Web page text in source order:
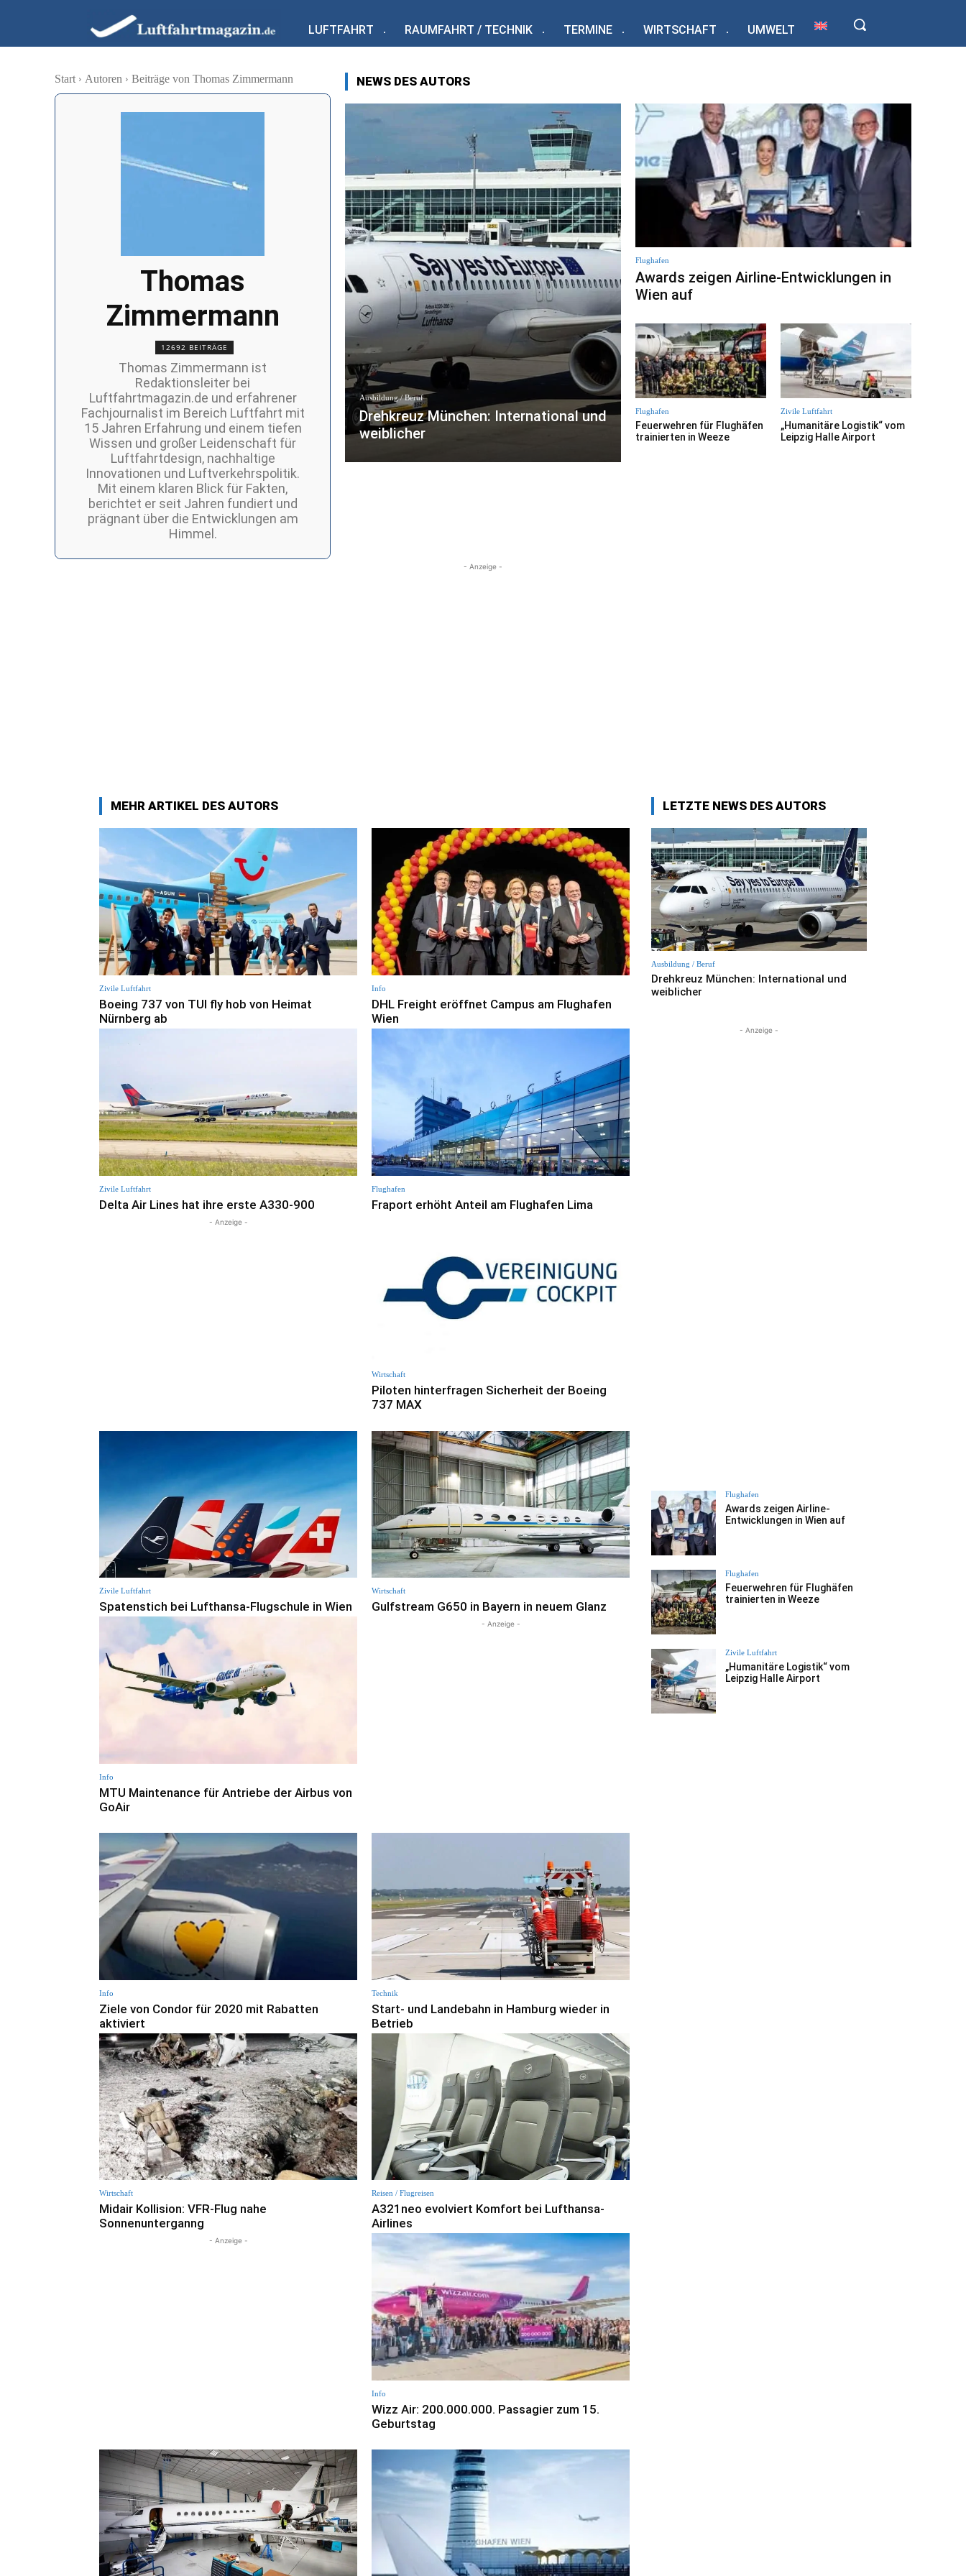
LUFTFAHRT RAUMFAHRT / TECHNIK TERMINE WIRTSCHAFT UMWELT
Start Autoren Beiträge von Thomas Zimmermann
Thomas
Zimmermann
12692 BEITRÄGE
Thomas Zimmermann ist
Redaktionsleiter bei
Luftfahrtmagazin.de und erfahrener
Fachjournalist im Bereich Luftfahrt mit
15 Jahren Erfahrung und einem tiefen
Wissen und großer Leidenschaft für
Luftfahrtdesign, nachhaltige
Innovationen und Luftverkehrspolitik.
Mit einem klaren Blick für Fakten,
berichtet er seit Jahren fundiert und
prägnant über die Entwicklungen am
Himmel.
NEWS DES AUTORS
Ausbildung / Beruf
Drehkreuz München: International und
weiblicher
Flughafen
Awards zeigen Airline-Entwicklungen in
Wien auf
Flughafen
Feuerwehren für Flughäfen
trainierten in Weeze
Zivile Luftfahrt
„Humanitäre Logistik“ vom
Leipzig Halle Airport
- Anzeige -
MEHR ARTIKEL DES AUTORS
Zivile Luftfahrt
Boeing 737 von TUI fly hob von Heimat
Nürnberg ab
Info
DHL Freight eröffnet Campus am Flughafen
Wien
Zivile Luftfahrt
Delta Air Lines hat ihre erste A330-900
Flughafen
Fraport erhöht Anteil am Flughafen Lima
- Anzeige -
Wirtschaft
Piloten hinterfragen Sicherheit der Boeing
737 MAX
Zivile Luftfahrt
Spatenstich bei Lufthansa-Flugschule in Wien
Wirtschaft
Gulfstream G650 in Bayern in neuem Glanz
Info
MTU Maintenance für Antriebe der Airbus von
GoAir
- Anzeige -
Info
Ziele von Condor für 2020 mit Rabatten
aktiviert
Technik
Start- und Landebahn in Hamburg wieder in
Betrieb
Wirtschaft
Midair Kollision: VFR-Flug nahe
Sonnenunterganng
Reisen / Flugreisen
A321neo evolviert Komfort bei Lufthansa-
Airlines
- Anzeige -
Info
Wizz Air: 200.000.000. Passagier zum 15.
Geburtstag
LETZTE NEWS DES AUTORS
Ausbildung / Beruf
Drehkreuz München: International und
weiblicher
- Anzeige -
Flughafen
Awards zeigen Airline-
Entwicklungen in Wien auf
Flughafen
Feuerwehren für Flughäfen
trainierten in Weeze
Zivile Luftfahrt
„Humanitäre Logistik“ vom
Leipzig Halle Airport